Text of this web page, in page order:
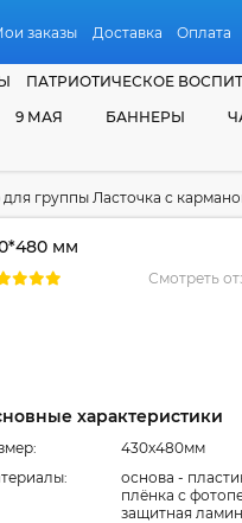
заказы Доставка Оплата
ПАТРИОТИЧЕСКОЕ
9 МАЯ БАННЕРЫ
группы Ласточка с
мм
Смотреть
характеристики
430x480мм
основа -
плёнка с
защитная